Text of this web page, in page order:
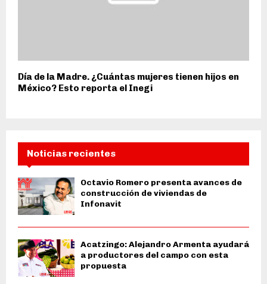
Día de la Madre. ¿Cuántas mujeres tienen hijos en
México? Esto reporta el Inegi
Noticias recientes
Octavio Romero presenta avances de
construcción de viviendas de
Infonavit
Acatzingo: Alejandro Armenta ayudará
a productores del campo con esta
propuesta